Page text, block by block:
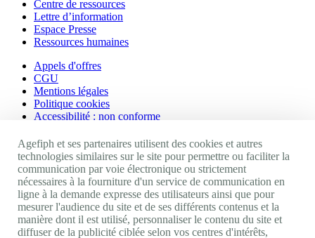
Centre de ressources
Lettre d’information
Espace Presse
Ressources humaines
Appels d'offres
CGU
Mentions légales
Politique cookies
Accessibilité : non conforme
Nos autres sites
Site portail Agefiph
Activateur de progrès
Handinnov
Innovation et recherche
Université du RRH
Agefiph et ses partenaires utilisent des cookies et autres
technologies similaires sur le site pour permettre ou faciliter la
communication par voie électronique ou strictement
nécessaires à la fourniture d'un service de communication en
ligne à la demande expresse des utilisateurs ainsi que pour
mesurer l'audience du site et de ses différents contenus et la
manière dont il est utilisé, personnaliser le contenu du site et
diffuser de la publicité ciblée selon vos centres d'intérêts,